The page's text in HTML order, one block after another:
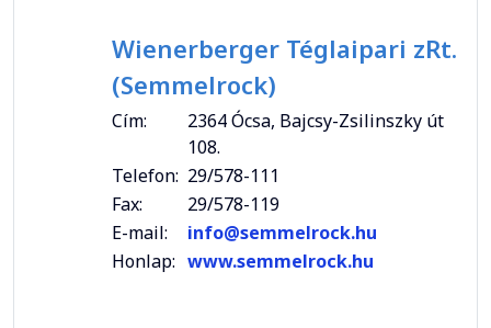
Wienerberger Téglaipari zRt.
(Semmelrock)
Cím:
2364 Ócsa, Bajcsy-Zsilinszky út
108.
Telefon: 29/578-111
Fax:
29/578-119
E-mail:
info@semmelrock.hu
Honlap: www.semmelrock.hu